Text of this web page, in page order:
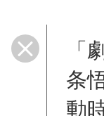
「
条
動